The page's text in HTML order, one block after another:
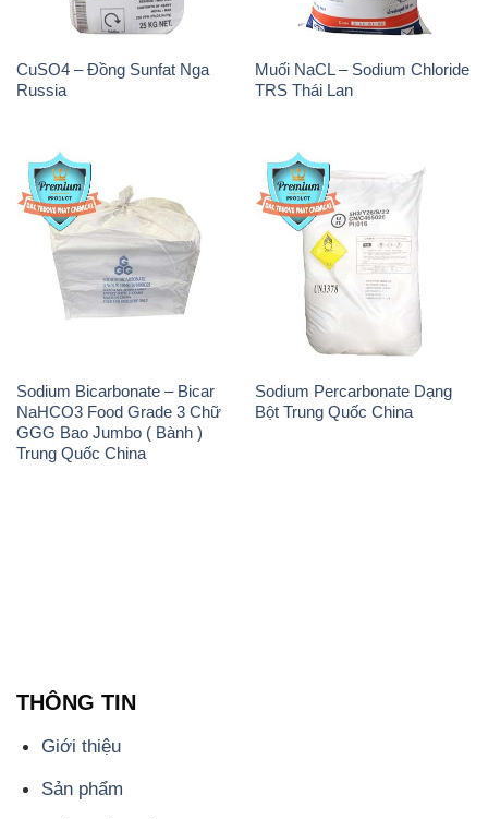
CuSO4 – Đồng Sunfat Nga
Russia
Muối NaCL – Sodium Chloride
TRS Thái Lan
Sodium Bicarbonate – Bicar
NaHCO3 Food Grade 3 Chữ
GGG Bao Jumbo ( Bành )
Trung Quốc China
Sodium Percarbonate Dạng
Bột Trung Quốc China
THÔNG TIN
Giới thiệu
Sản phẩm